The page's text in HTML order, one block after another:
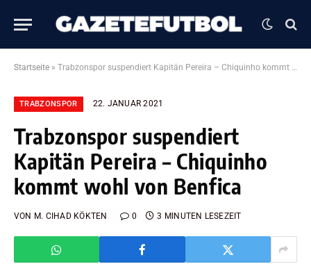
Startseite » Trabzonspor suspendiert Kapitän Pereira – Chiquinho kommt wohl von Benfica
TRABZONSPOR 22. JANUAR 2021
Trabzonspor suspendiert
Kapitän Pereira – Chiquinho
kommt wohl von Benfica
VON M. CIHAD KÖKTEN 0 3 MINUTEN LESEZEIT